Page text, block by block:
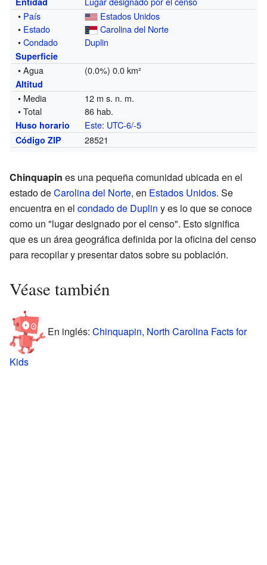
• País
Estados Unidos
• Estado
Carolina del Norte
•Condado Duplin
Superficie
• Agua (0.0%) 0.0 km²
Altitud
• Media
12 m s. n. m.
• Total
86 hab.
Huso horario Este: UTC-6/-5
Código ZIP 28521
Chinquapin es una pequeña comunidad ubicada en el
estado deCarolina del Norte, en Estados Unidos. Se
encuentra en el condado de Duplin y es lo que se conoce
como un "lugar designado por el censo". Esto significa
que es un área geográfica definida por la oficina del censo
para recopilar y presentar datos sobre su población.
Véase también
En inglés: Chinquapin, North Carolina Facts for
Kids